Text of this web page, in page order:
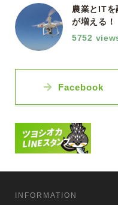
農業とITを
が増える！
5752
Facebook
INFORMATION